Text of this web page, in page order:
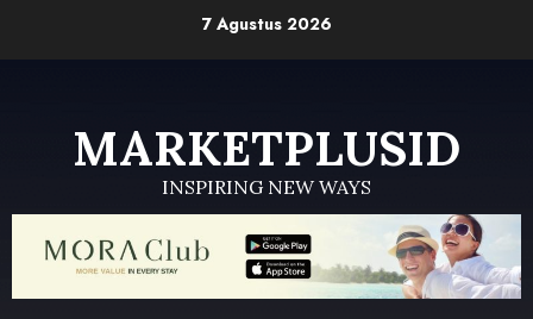
7 Agustus 2026
MARKETPLUSID
INSPIRING NEW WAYS